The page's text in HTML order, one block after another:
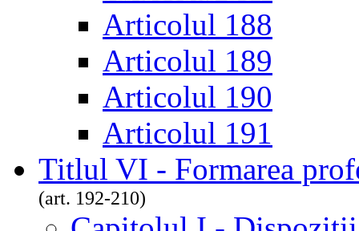
Articolul 188
Articolul 189
Articolul 190
Articolul 191
Titlul VI - Formarea
(art. 192-210)